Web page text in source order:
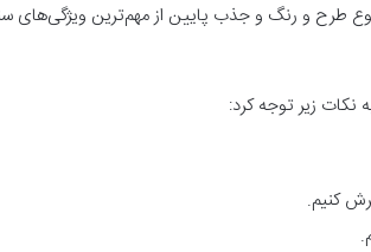
تنوع طرح و رنگ و جذب پایین از مهم‌‌ترین
زیر توجه کرد:
کنیم.